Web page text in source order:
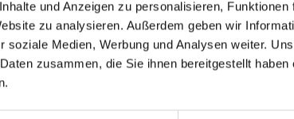
und Anzeigen zu personalisieren,
zu analysieren. Außerdem geben wir
soziale Medien, Werbung und Analysen weiter.
zusammen, die Sie ihnen bereitgestellt
Produktsicherheitsverordnung: packpack.de
sein